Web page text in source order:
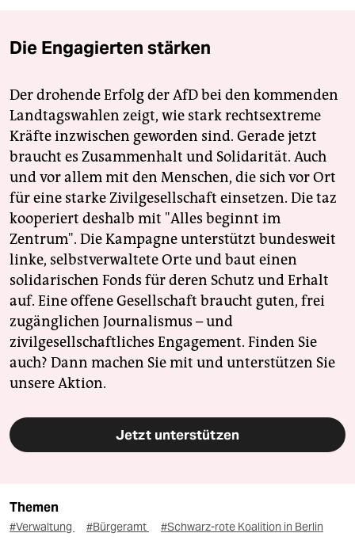
Die Engagierten stärken
Der drohende Erfolg der AfD bei den kommenden
Landtagswahlen zeigt, wie stark rechtsextreme
Kräfte inzwischen geworden sind. Gerade jetzt
braucht es Zusammenhalt und Solidarität. Auch
und vor allem mit den Menschen, die sich vor Ort
für eine starke Zivilgesellschaft einsetzen. Die taz
kooperiert deshalb mit "Alles beginnt im
Zentrum". Die Kampagne unterstützt bundesweit
linke, selbstverwaltete Orte und baut einen
solidarischen Fonds für deren Schutz und Erhalt
auf. Eine offene Gesellschaft braucht guten, frei
zugänglichen Journalismus – und
zivilgesellschaftliches Engagement. Finden Sie
auch? Dann machen Sie mit und unterstützen Sie
unsere Aktion.
Jetzt unterstützen
Themen
#Verwaltung #Bürgeramt #Schwarz-rote Koalition in Berlin